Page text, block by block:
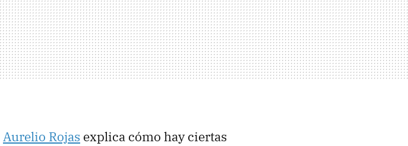
Aurelio Rojas explica cómo hay ciertas